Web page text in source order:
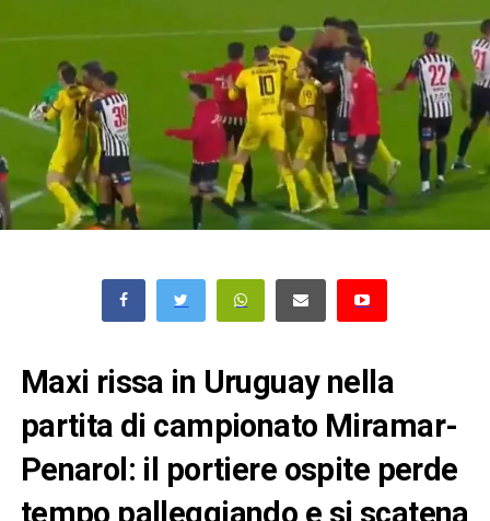
Maxi rissa in Uruguay nella
partita di campionato Miramar-
Penarol: il portiere ospite perde
tempo palleggiando e si scatena